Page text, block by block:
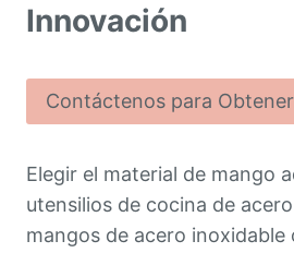
Innovación
Contáctenos para
Elegir el material de mango
utensilios de cocina de
mangos de acero inoxidable